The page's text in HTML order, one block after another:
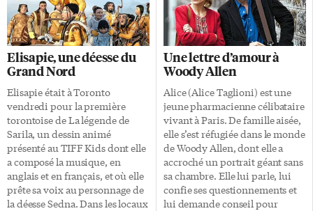
présents, tout comme onze
premiers ministres et des
dignitaires provenant de
partout sur la planète, dont le
premier ministre canadien
Stephen Harper et l’un de ses
prédécesseurs, Brian Mulroney,
qui a côtoyé Mme Thatcher
alors qu’ils étaient tous deux
chefs de gouvernement. Au
total, 170 pays étaient
représentés aux funérailles.
Plus de 700 […]
un spectacle unique tout en
offrant de nouvelles manières
de travailler aux danseurs de la
compagnie. Étienne Guilloteau
a découvert la danse à la fin du
secondaire lors d’une activité
extracurriculaire et s’est
rapidement retrouvé au
Conservatoire de Poitiers puis à
Bruxelles, dans l’une des
meilleures écoles de danse
contemporaine que Thomas
Hauert a également fréquentée.
«En 1998, […]
Elisapie, une déesse du
Grand Nord
Elisapie était à Toronto
vendredi pour la première
torontoise de La légende de
Sarila, un dessin animé
présenté au TIFF Kids dont elle
a composé la musique, en
anglais et en français, et où elle
prête sa voix au personnage de
la déesse Sedna. Dans les locaux
Une lettre d’amour à
Woody Allen
Alice (Alice Taglioni) est une
jeune pharmacienne célibataire
vivant à Paris. De famille aisée,
elle s’est réfugiée dans le monde
de Woody Allen, dont elle a
accroché un portrait géant sans
sa chambre. Elle lui parle, lui
confie ses questionnements et
lui demande conseil pour